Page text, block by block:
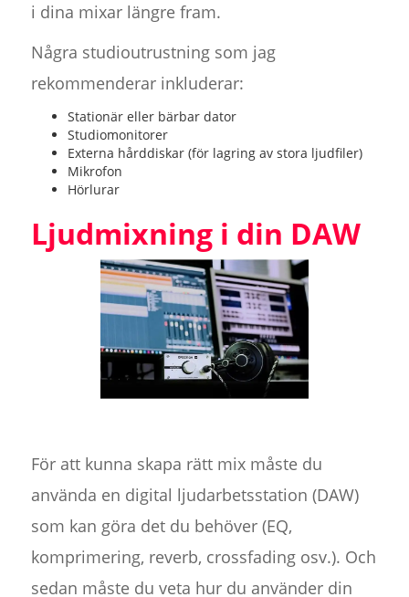
i dina mixar längre fram.
Några studioutrustning som jag
rekommenderar inkluderar:
Stationär eller bärbar dator
Studiomonitorer
Externa hårddiskar (för lagring av stora ljudfiler)
Mikrofon
Hörlurar
Ljudmixning i din DAW‍
För att kunna skapa rätt mix måste du
använda en digital ljudarbetsstation (DAW)
som kan göra det du behöver (EQ,
komprimering, reverb, crossfading osv.). Och
sedan måste du veta hur du använder din